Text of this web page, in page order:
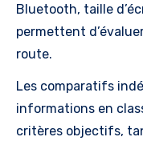
Bluetooth, taille
permettent
route.
Les comparatifs
informations en
critères objectifs,